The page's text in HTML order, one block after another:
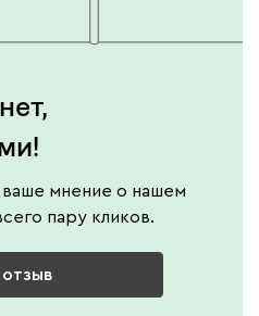
ваше мнение о нашем
пару кликов.